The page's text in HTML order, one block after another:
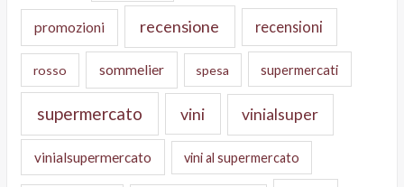
promozioni recensione recensioni
rosso sommelier spesa supermercati
supermercato vini vinialsuper
vinialsupermercato vini al supermercato